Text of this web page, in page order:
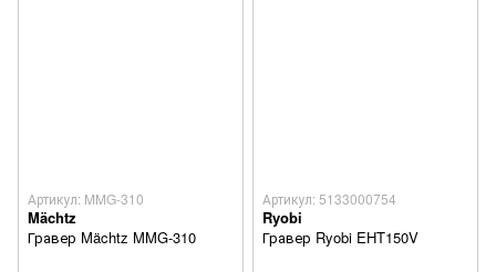
Артикул: MMG-310
Mächtz
Гравер Mächtz MMG-310
Артикул: 5133000754
Ryobi
Гравер Ryobi EHT150V